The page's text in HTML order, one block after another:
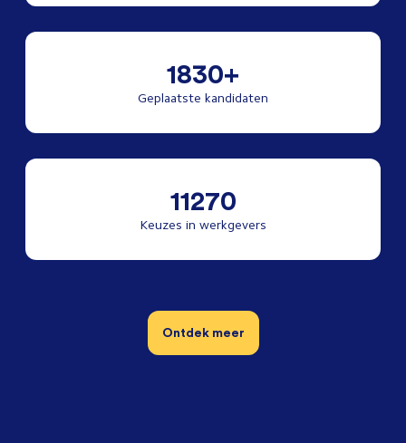
1830+
Geplaatste kandidaten
11270
Keuzes in werkgevers
Ontdek meer